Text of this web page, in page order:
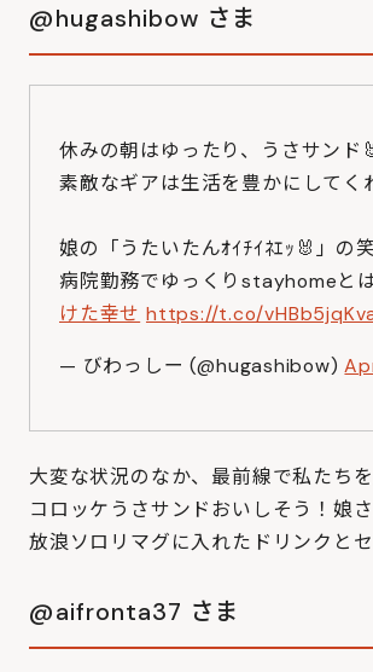
@hugashibow さま
休みの朝はゆったり、うさサンド
素敵なギアは生活を豊かにしてく
娘の「うたいたんｵｲﾁｲﾈｴｯ🐰」の
病院勤務でゆっくりstayhomeと
けた幸せ https://t.co/
— びわっしー (@hugashibow)
大変な状況のなか、最前線で私たち
コロッケうさサンドおいしそう！娘
放浪ソロリマグに入れたドリンクと
@aifronta37 さま